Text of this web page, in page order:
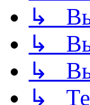
↳
↳
↳
↳